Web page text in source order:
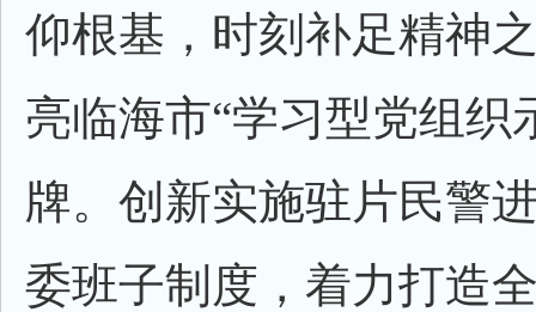
仰根基，时刻补足精神
亮临海市“学习型党组织
牌。创新实施驻片民警
委班子制度，着力打造